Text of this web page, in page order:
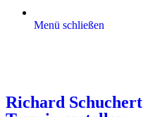
Menü schließen
Richard Schuchert